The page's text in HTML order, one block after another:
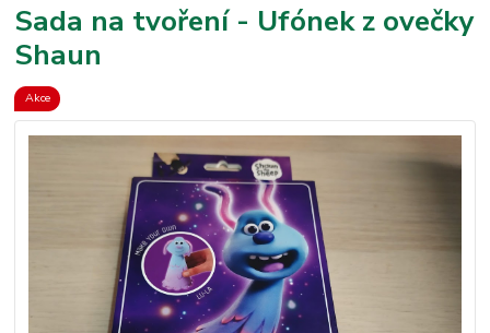
Sada na tvoření - Ufónek z ovečky
Shaun
Akce